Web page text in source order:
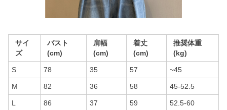
サイ
ズ
バスト
(cm)
肩幅
(cm)
着丈
(cm)
推奨体重
(kg)
S 78 35 57 ~45
M 82 36 58 45-52.5
L 86 37 59 52.5-60